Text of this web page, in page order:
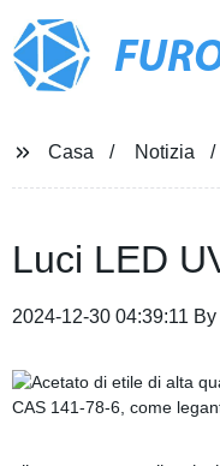
Casa Notizia
Luci LED
2024-12-30 04:39:11 By